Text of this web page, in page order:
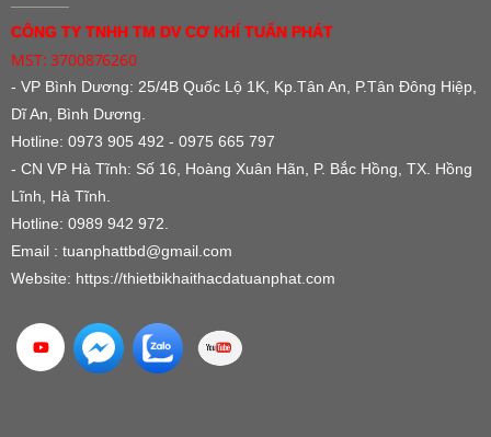
CÔNG TY TNHH TM DV CƠ KHÍ TUẤN PHÁT
MST: 3700876260
- VP Bình Dương: 25/4B Quốc Lộ 1K, Kp.Tân An, P.Tân Đông Hiệp,
Dĩ An, Bình Dương.
Hotline: 0973 905 492 - 0975 665 797
- CN VP Hà Tĩnh: Số 16, Hoàng Xuân Hãn, P. Bắc Hồng, TX. Hồng
Lĩnh, Hà Tĩnh.
Hotline: 0989 942 972.
Email : tuanphattbd@gmail.com
Website: https://thietbikhaithacdatuanphat.com